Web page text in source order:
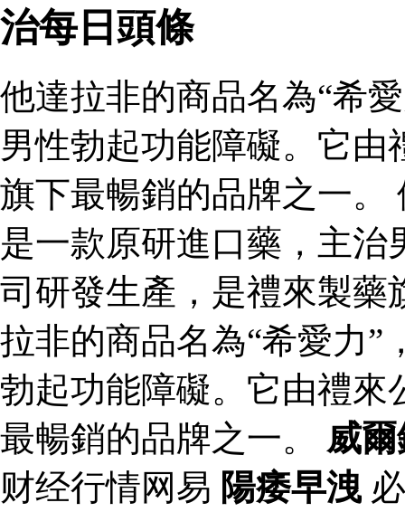
治每日頭條
他達拉非的商品名為“希
男性勃起功能障礙。它
旗下最暢銷的品牌之一。
是一款原研進口藥，主
司研發生產，是禮來製藥
拉非的商品名為“希愛力”
勃起功能障礙。它由禮來
最暢銷的品牌之一。 威
财经行情网易 陽痿早洩